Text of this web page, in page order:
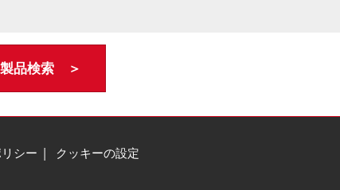
製品検索 ＞
シー クッキーの設定